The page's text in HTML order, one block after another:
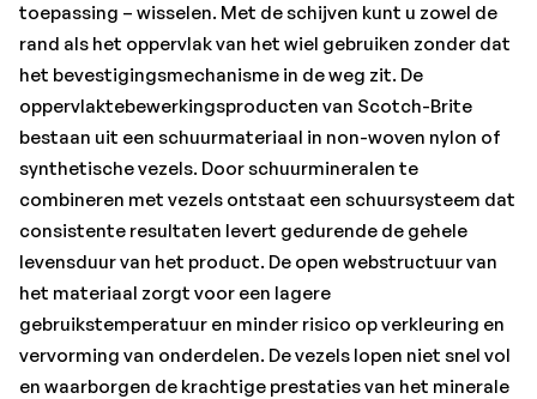
• De unieke constructie biedt de mogelijkheid om op een
effectieve manier randen te ontbramen en te finishen
• De harde densiteit biedt goede rand retentie, die zorgt
voor het behoud consistente vorm en snijkracht
• De zachte densiteit biedt vervormbaarheid en
flexibiliteit voor het nabewerken van vlakke of
onregelmatige oppervlakken zonder beschadiging van
het werkstuk
• Open-web constructie met een uniforme
korrelverdeling en consistente snijkracht
• 3M™ Roloc™ bevestigingssysteem biedt een snelle en
makkelijke wisseling van schijven
toepassing – wisselen. Met de schijven kunt u zowel de
rand als het oppervlak van het wiel gebruiken zonder dat
het bevestigingsmechanisme in de weg zit. De
oppervlaktebewerkingsproducten van Scotch-Brite
bestaan uit een schuurmateriaal in non-woven nylon of
synthetische vezels. Door schuurmineralen te
combineren met vezels ontstaat een schuursysteem dat
consistente resultaten levert gedurende de gehele
levensduur van het product. De open webstructuur van
het materiaal zorgt voor een lagere
gebruikstemperatuur en minder risico op verkleuring en
vervorming van onderdelen. De vezels lopen niet snel vol
en waarborgen de krachtige prestaties van het minerale